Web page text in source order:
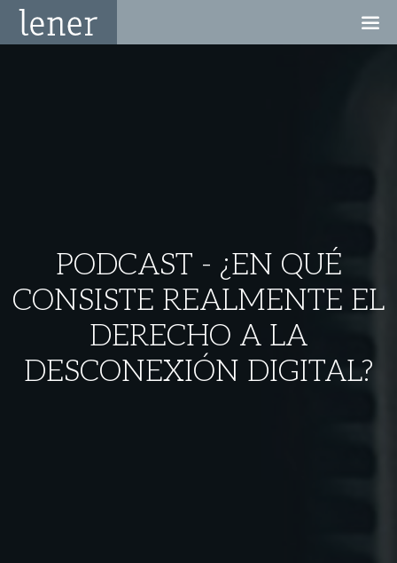
PODCAST - ¿EN QUÉ
CONSISTE REALMENTE EL
DERECHO A LA
DESCONEXIÓN DIGITAL?